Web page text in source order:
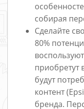
собирая
Сделайте
80%
приобретут
будут
контент
бренда.